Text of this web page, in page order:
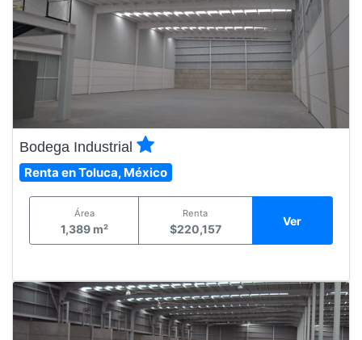
Bodega Industrial
Renta en Toluca, México
Área
1,389 m²
Renta
$220,157
Ver